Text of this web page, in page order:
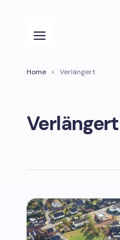
Home > Verlängert
Verlängert